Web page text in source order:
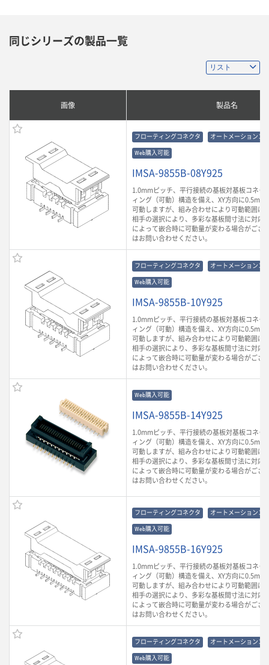
同じシリーズの製品一覧
画像 製品名
フローティングコネクタ オートメーションコ
Web購入可能
IMSA-9855B-08Y925
1.0mmピッチ、平行接続の基板対基板コネク
ィング（可動）構造を備え、XY方向に
可動しますが、組み合わせにより可動範囲は
相手の選択により、多彩な基板間寸法に対
によって嵌合時に可動量が変わる場合がござ
はお問い合わせください。
フローティングコネクタ オートメーションコ
Web購入可能
IMSA-9855B-10Y925
1.0mmピッチ、平行接続の基板対基板コネク
ィング（可動）構造を備え、XY方向に
可動しますが、組み合わせにより可動範囲は
相手の選択により、多彩な基板間寸法に対
によって嵌合時に可動量が変わる場合がござ
はお問い合わせください。
Web購入可能
IMSA-9855B-14Y925
1.0mmピッチ、平行接続の基板対基板コネク
ィング（可動）構造を備え、XY方向に
可動しますが、組み合わせにより可動範囲は
相手の選択により、多彩な基板間寸法に対
によって嵌合時に可動量が変わる場合がござ
はお問い合わせください。
フローティングコネクタ オートメーションコ
Web購入可能
IMSA-9855B-16Y925
1.0mmピッチ、平行接続の基板対基板コネク
ィング（可動）構造を備え、XY方向に
可動しますが、組み合わせにより可動範囲は
相手の選択により、多彩な基板間寸法に対
によって嵌合時に可動量が変わる場合がござ
はお問い合わせください。
フローティングコネクタ オートメーションコ
Web購入可能